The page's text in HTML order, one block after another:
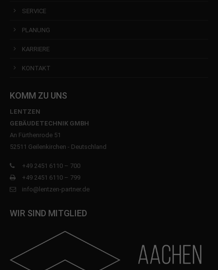
SERVICE
PLANUNG
KARRIERE
KONTAKT
KOMM ZU UNS
LENTZEN
GEBÄUDETECHNIK GMBH
An Fürthenrode 51
52511 Geilenkirchen - Deutschland
+49 2451 6110 – 700
+49 2451 6110 – 799
info@lentzen-partner.de
WIR SIND MITGLIED